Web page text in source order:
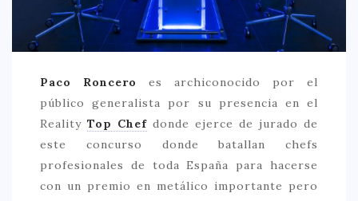
ITALIANA
MEDITERRÁNEA
TAPAS
TRADICIONAL
Paco Roncero
es archiconocido por el
público generalista por su presencia en el
Reality Top Chef donde ejerce de jurado de
este concurso donde batallan chefs
profesionales de toda España para hacerse
con un premio en metálico importante pero